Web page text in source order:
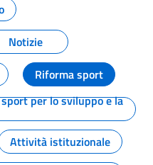
Notizie
Riforma sport
per lo sviluppo e la
Attività istituzionale